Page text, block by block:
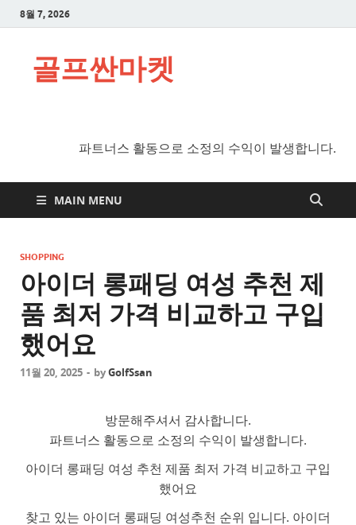
8월 7, 2026
골프싼마켓
파트너스 활동으로 소정의 수익이 발생합니다.
MAIN MENU
SHOPPING
아이더 롱패딩 여성 추천 제
품 최저 가격 비교하고 구입
했어요
11월 20, 2025 - byGolfSsan
방문해주셔서 감사합니다.
파트너스 활동으로 소정의 수익이 발생합니다.
아이더 롱패딩 여성 추천 제품 최저 가격 비교하고 구입
했어요
찾고 있는 아이더 롱패딩 여성추천 순위 입니다. 아이더